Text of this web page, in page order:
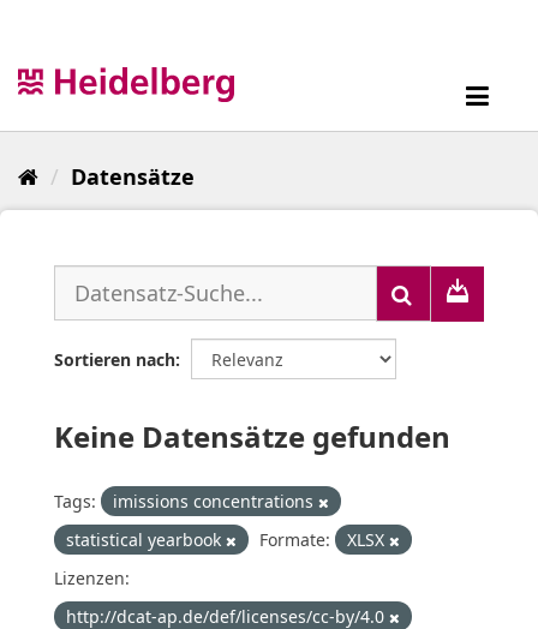
Datensätze
Sortieren nach
Keine Datensätze gefunden
Tags:
imissions concentrations
statistical yearbook
Formate:
XLSX
Lizenzen:
http://dcat-ap.de/def/licenses/cc-by/4.0